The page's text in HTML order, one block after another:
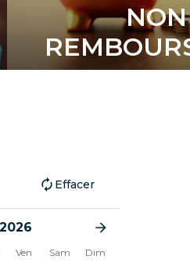
NON
Effacer
Ven Sam Dim